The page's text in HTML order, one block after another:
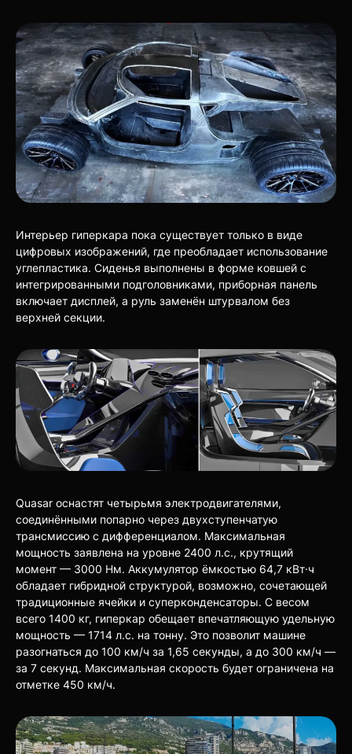
Интерьер гиперкара пока существует только в виде
цифровых изображений, где преобладает использование
углепластика. Сиденья выполнены в форме ковшей с
интегрированными подголовниками, приборная панель
включает дисплей, а руль заменён штурвалом без
верхней секции.
Quasar оснастят четырьмя электродвигателями,
соединёнными попарно через двухступенчатую
трансмиссию с дифференциалом. Максимальная
мощность заявлена на уровне 2400 л.с., крутящий
момент — 3000 Нм. Аккумулятор ёмкостью 64,7 кВт·ч
обладает гибридной структурой, возможно, сочетающей
традиционные ячейки и суперконденсаторы. С весом
всего 1400 кг, гиперкар обещает впечатляющую удельную
мощность — 1714 л.с. на тонну. Это позволит машине
разогнаться до 100 км/ч за 1,65 секунды, а до 300 км/ч —
за 7 секунд. Максимальная скорость будет ограничена на
отметке 450 км/ч.